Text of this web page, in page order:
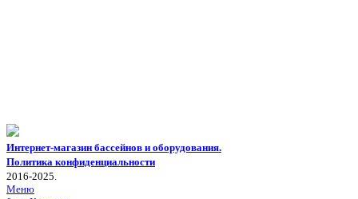
Интернет-магазин бассейнов и оборудования.
Политика конфиденциальности
2016-2025.
Меню